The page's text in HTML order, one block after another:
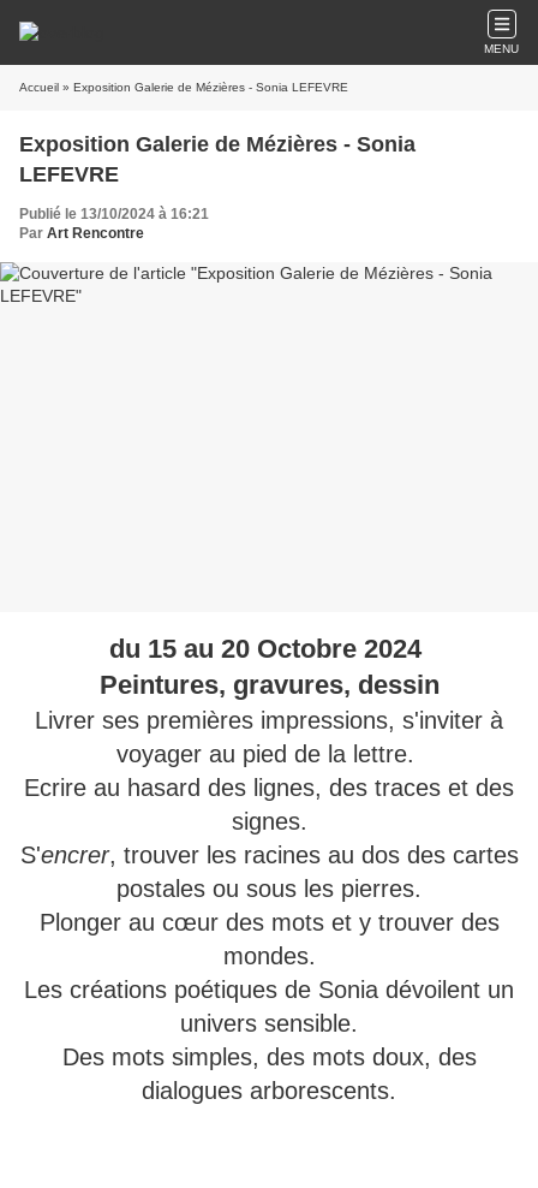
MENU
Accueil » Exposition Galerie de Mézières - Sonia LEFEVRE
Exposition Galerie de Mézières - Sonia
LEFEVRE
Publié le 13/10/2024 à 16:21
Par Art Rencontre
du 15 au 20 Octobre 2024
Peintures, gravures, dessin
Livrer ses premières impressions, s'inviter à
voyager au pied de la lettre.
Ecrire au hasard des lignes, des traces et des
signes.
S'encrer, trouver les racines au dos des cartes
postales ou sous les pierres.
Plonger au cœur des mots et y trouver des
mondes.
Les créations poétiques de Sonia dévoilent un
univers sensible.
Des mots simples, des mots doux, des
dialogues arborescents.